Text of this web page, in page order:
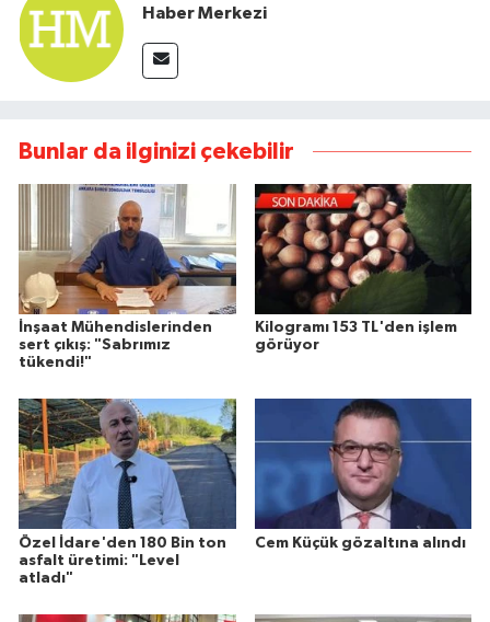
Haber Merkezi
Bunlar da ilginizi çekebilir
İnşaat Mühendislerinden
sert çıkış: "Sabrımız
tükendi!"
Kilogramı 153 TL'den işlem
görüyor
Özel İdare'den 180 Bin ton
asfalt üretimi: "Level
atladı"
Cem Küçük gözaltına alındı